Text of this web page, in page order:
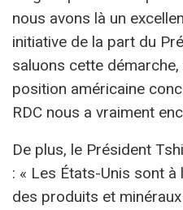
nous avons là un
initiative de la part du
saluons cette démarche,
position américaine
RDC nous a vraiment
De plus, le Président
: « Les États-Unis sont
des produits et